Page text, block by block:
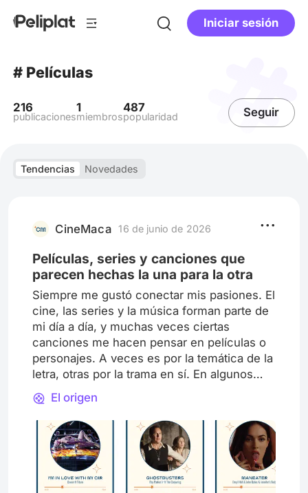
Iniciar sesión
# Películas
216
publicaciones
1
miembros
487
popularidad Seguir
Tendencias Novedades
CineMaca 16 de junio de 2026
Películas, series y canciones que
parecen hechas la una para la otra
Siempre me gustó conectar mis pasiones. El
cine, las series y la música forman parte de
mi día a día, y muchas veces ciertas
canciones me hacen pensar en películas o
personajes. A veces es por la temática de la
letra, otras por la trama en sí. En algunos
casos parece que una canción fue escrita
para un personaje en particular y, en otros,
que el personaje nació a partir de una línea
de esa canción. Me parece que puede
terminar siendo un juego divertido y hasta
ahora se me ocurrieron estas conexiones:
¿Cuáles conectarían ustedes?
El origen